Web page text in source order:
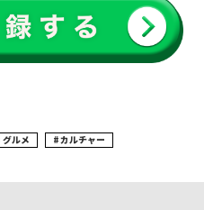
グルメ カルチャー